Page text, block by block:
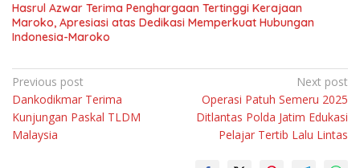
Hasrul Azwar Terima Penghargaan Tertinggi Kerajaan
Maroko, Apresiasi atas Dedikasi Memperkuat Hubungan
Indonesia-Maroko
Navigasi
pos
Previous post
Dankodikmar Terima
Kunjungan Paskal TLDM
Malaysia
Next post
Operasi Patuh Semeru 2025
Ditlantas Polda Jatim Edukasi
Pelajar Tertib Lalu Lintas